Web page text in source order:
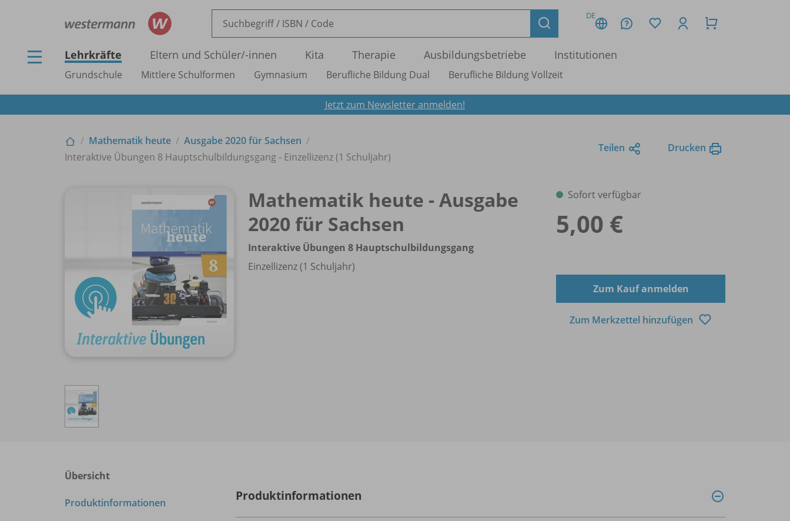
DE
Lehrkräfte Eltern und Schüler/-innen Kita Therapie Ausbildungsbetriebe Institutionen
Grundschule Mittlere Schulformen Gymnasium Berufliche Bildung Dual Berufliche Bildung Vollzeit
Jetzt zum Newsletter anmelden!
Mathematik heute
Ausgabe 2020 für Sachsen
Interaktive Übungen 8 Hauptschulbildungsgang - Einzellizenz (1 Schuljahr)
Teilen Drucken
Mathematik heute - Ausgabe
2020 für Sachsen
Interaktive Übungen 8 Hauptschulbildungsgang
Einzellizenz (1 Schuljahr)
Sofort verfügbar
5,00 €
Zum Kauf anmelden
Zum Merkzettel hinzufügen
Übersicht
Produktinformationen Produktinformationen